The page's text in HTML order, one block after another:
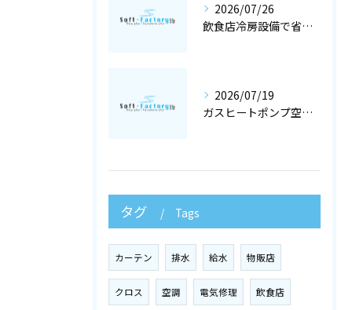
2026/07/26
飲食店冷房設備で省エネと快適を両立する冷暖房工事と空調設備選定の店舗設計術
2026/07/19
ガスヒートポンプ空調で冷暖房工事と空調設備を最適化する店舗設計ガイド
タグ Tags
カーテン 排水 給水 物販店
クロス 空調 電気修理 飲食店